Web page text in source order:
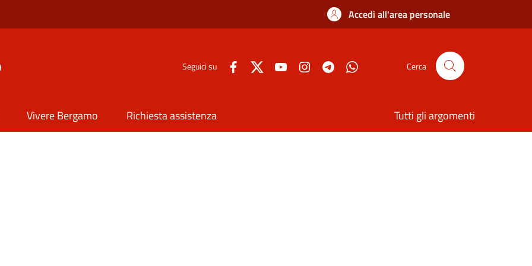
Accedi all'area personale
Seguici su Cerca
Vivere Bergamo Richiesta assistenza Tutti gli argomenti